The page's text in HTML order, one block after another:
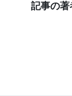
記事の著